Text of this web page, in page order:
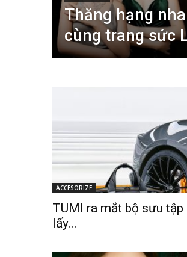
Thăng hạng
cùng trang sức
ACCESORIZE
TUMI ra mắt bộ sưu tập
lấy...